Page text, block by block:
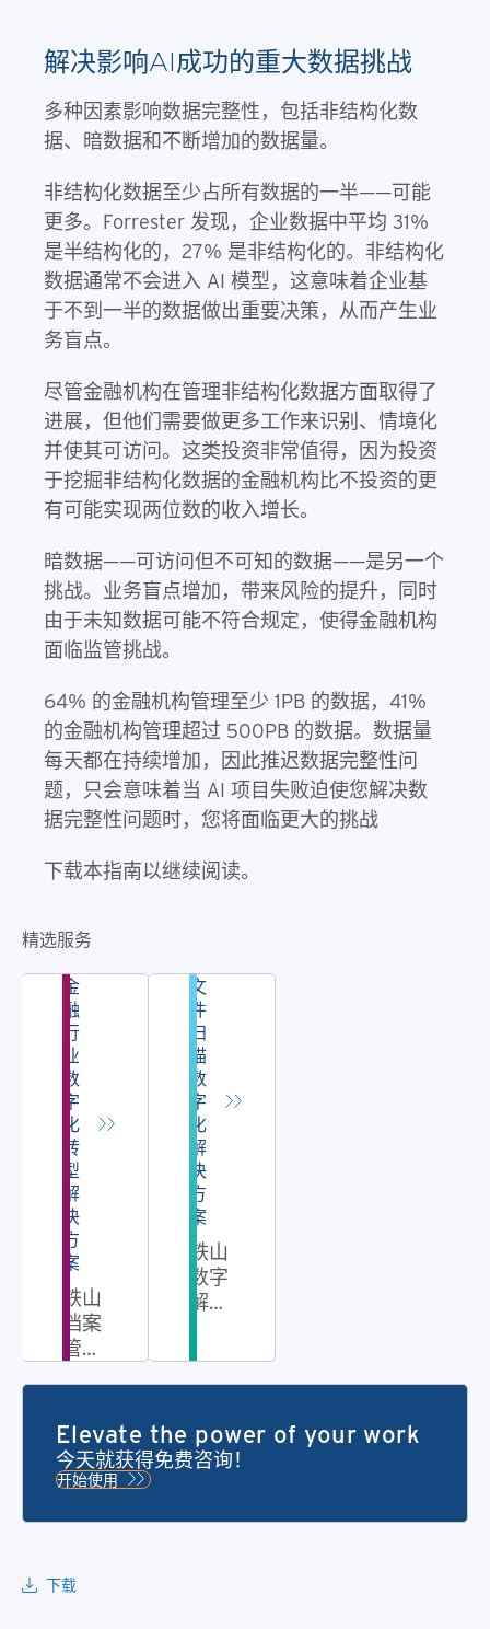
解决影响AI成功的重大数据挑战
多种因素影响数据完整性，包括非结构化数
据、暗数据和不断增加的数据量。
非结构化数据至少占所有数据的一半——可能
更多。Forrester 发现，企业数据中平均 31%
是半结构化的，27% 是非结构化的。非结构化
数据通常不会进入 AI 模型，这意味着企业基
于不到一半的数据做出重要决策，从而产生业
务盲点。
尽管金融机构在管理非结构化数据方面取得了
进展，但他们需要做更多工作来识别、情境化
并使其可访问。这类投资非常值得，因为投资
于挖掘非结构化数据的金融机构比不投资的更
有可能实现两位数的收入增长。
暗数据——可访问但不可知的数据——是另一个
挑战。业务盲点增加，带来风险的提升，同时
由于未知数据可能不符合规定，使得金融机构
面临监管挑战。
64% 的金融机构管理至少 1PB 的数据，41%
的金融机构管理超过 500PB 的数据。数据量
每天都在持续增加，因此推迟数据完整性问
题，只会意味着当 AI 项目失败迫使您解决数
据完整性问题时，您将面临更大的挑战
下载本指南以继续阅读。
精选服务
金
融
行
业
数
字
化
转
型
解
决
方
案
铁山
档案
管理
的金
融数
字化
解决
为金
融行
文
件
扫
描
数
字
化
解
决
方
案
铁山
数字
解决
山公
供的
一系
列数
业务
Elevate the power of your work
今天就获得免费咨询！
开始使用
下载